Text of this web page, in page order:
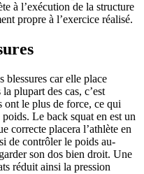
à l’exécution de la structure
propre à l’exercice réalisé.
blessures car elle place
plupart des cas, c’est
ont le plus de force, ce qui
Le back squat en est un
correcte placera l’athlète en
de contrôler le poids au-
son dos bien droit. Une
réduit ainsi la pression